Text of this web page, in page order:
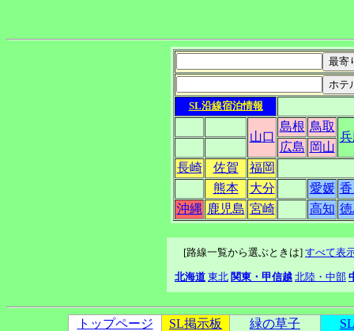
SL沿線宿泊情報
山口
島根 鳥取
広島 岡山
長崎
佐賀
福岡
熊本
大分 愛媛
沖縄 鹿児島 宮崎 高知
[路線一覧から選ぶときは] すべて表
北海道 東北 関東・甲信越 北陸・中部
トップページ SL掲示板 緑の草子